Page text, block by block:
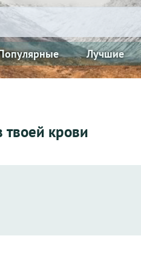
Лучшие
твоей крови